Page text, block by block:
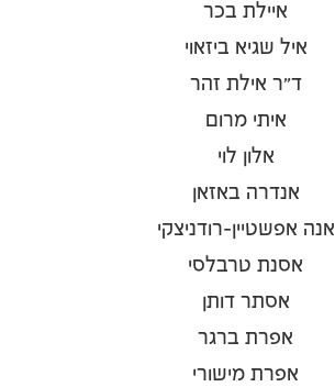
איילת בכר
איל שגיא ביזאוי
ד"ר אילת זהר
איתי מרום
אלון לוי
אנדרה באזאן
אנה אפשטיין-רודניצקי
אסנת טרבלסי
אסתר דותן
אפרת ברגר
אפרת מישורי